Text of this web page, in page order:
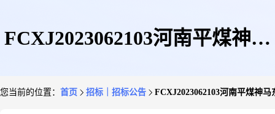
FCXJ2023062103河南平煤神马
您当前的位置： 首页 招标｜招标公告 FCXJ2023062103河南平煤神